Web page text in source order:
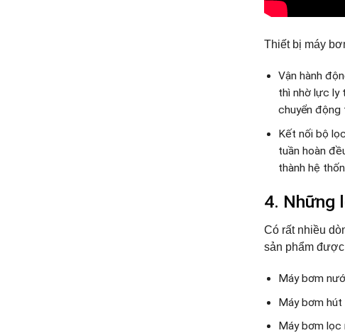
Thiết bị máy
Vận hành
thì nhờ lực ly
chuyển động
Kết nối bộ
tuần hoàn
thành hệ
4. Những
Có rất nhiều
sản phẩm
Máy bơm
Máy bơm
Máy bơm